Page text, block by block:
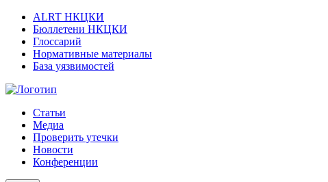
ALRT НКЦКИ
Бюллетени НКЦКИ
Глоссарий
Нормативные материалы
База уязвимостей
Статьи
Медиа
Проверить утечки
Новости
Конференции